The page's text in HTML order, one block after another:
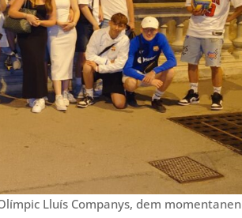
Lluís Companys, dem momentanen